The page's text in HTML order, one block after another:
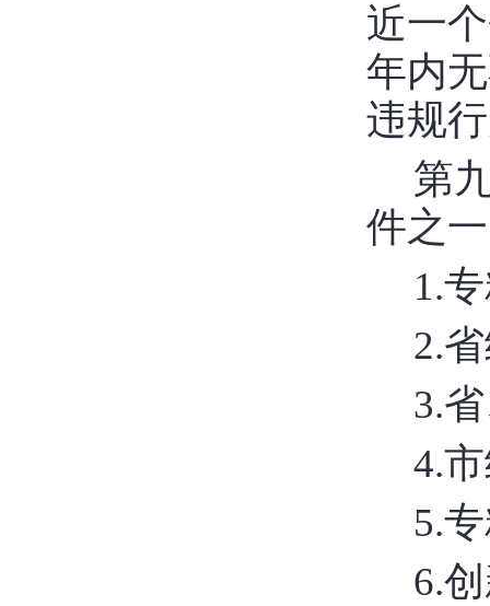
近一
年内
违规
第
件之
1.
2.
3.
4.
5.
6.